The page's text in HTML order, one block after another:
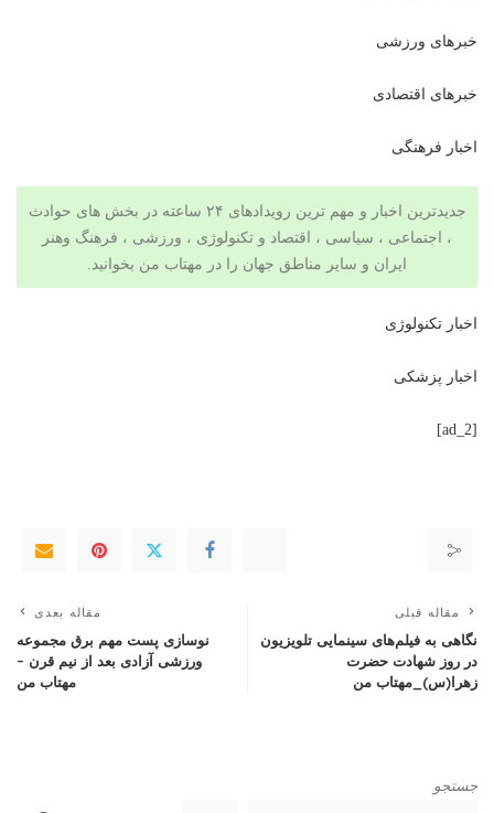
خبرهای ورزشی
خبرهای اقتصادی
اخبار فرهنگی
جدیدترین اخبار و مهم ترین رویدادهای ۲۴ ساعته در بخش های حوادث
، اجتماعی ، سیاسی ، اقتصاد و تکنولوژی ، ورزشی ، فرهنگ وهنر
ایران و سایر مناطق جهان را در مهتاب من بخوانید.
اخبار تکنولوژی
اخبار پزشکی
[ad_2]
مقاله قبلی
نگاهی به فیلم‌های سینمایی تلویزیون
در روز شهادت حضرت
زهرا(س)_مهتاب من
مقاله بعدی
نوسازی پست مهم برق مجموعه
ورزشی آزادی بعد از نیم قرن –
مهتاب من
جستجو